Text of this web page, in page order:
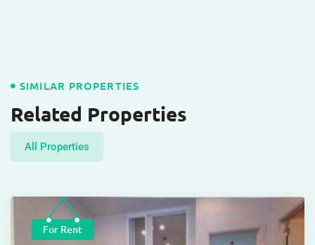
SIMILAR PROPERTIES
Related Properties
All Properties
For Rent